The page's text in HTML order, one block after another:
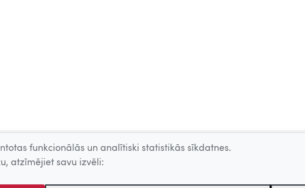
funkcionālās un analītiski statistikās sīkdatnes.
atzīmējiet savu izvēli: